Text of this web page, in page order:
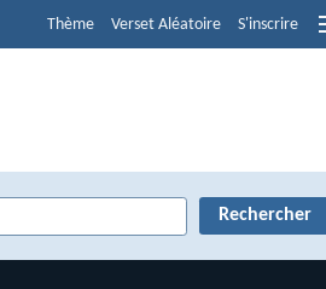
Thème Verset Aléatoire S'inscrire